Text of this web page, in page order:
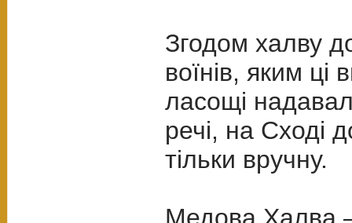
Згодом халву
воїнів, яким ці
ласощі
речі, на Сході
тільки вручну.